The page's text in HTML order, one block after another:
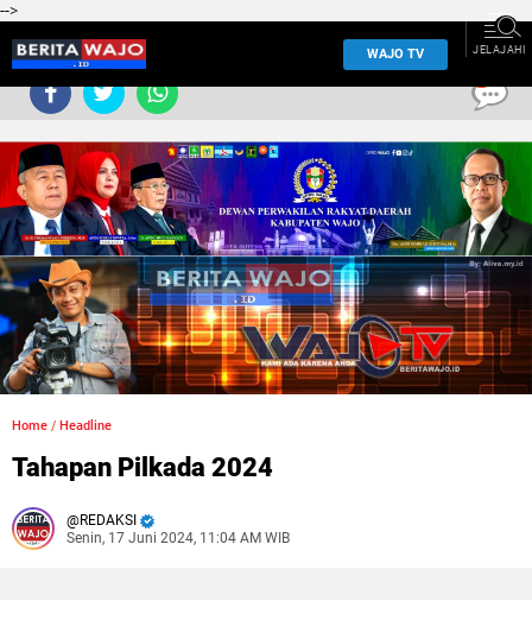
-->
WAJO TV JELAJAHI
Home / Headline
Tahapan Pilkada 2024
REDAKSI
Senin, 17 Juni 2024, 11:04 AM WIB